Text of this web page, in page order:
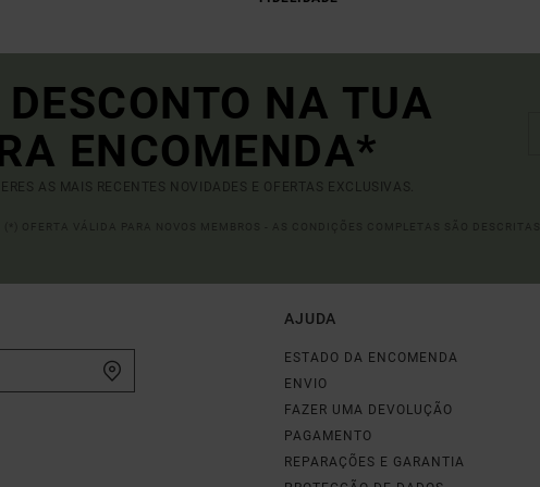
NA TUA
ENCOMENDA*
AS MAIS RECENTES NOVIDADES E OFERTAS EXCLUSIVAS.
AJUDA
ESTADO DA ENCOMENDA
ENVIO
FAZER UMA DEVOLUÇÃO
PAGAMENTO
REPARAÇÕES E GARANTIA